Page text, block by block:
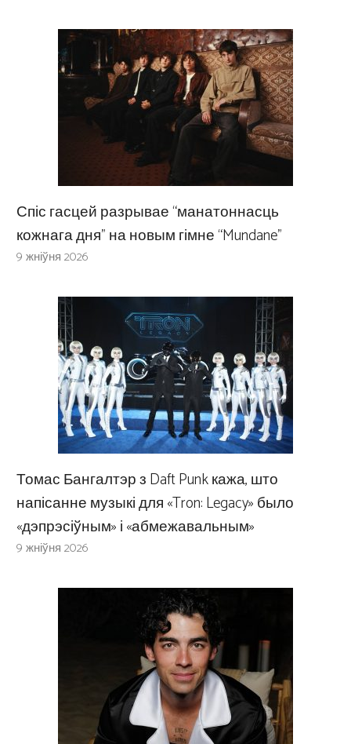
Спіс гасцей разрывае “манатоннасць
кожнага дня” на новым гімне “Mundane”
9 жніўня 2026
Томас Бангалтэр з Daft Punk кажа, што
напісанне музыкі для «Tron: Legacy» было
«дэпрэсіўным» і «абмежавальным»
9 жніўня 2026